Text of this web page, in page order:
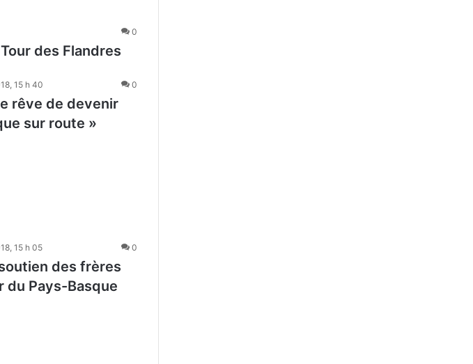
0
des Flandres
15 h 40 0
rêve de devenir
sur route »
15 h 05 0
des frères
du Pays-Basque